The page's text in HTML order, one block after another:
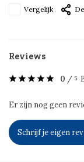
Vergelijk
Reviews
0 / 5
Er zijn nog geen
Schrijf je eigen